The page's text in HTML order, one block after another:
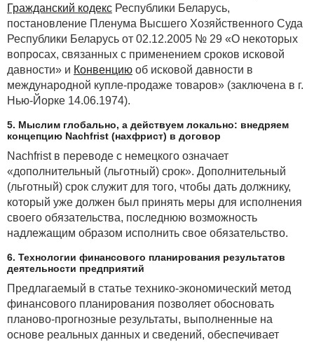
Гражданский кодекс Республики Беларусь,
постановление Пленума Высшего Хозяйственного Суда
Республики Беларусь от 02.12.2005 № 29 «О некоторых
вопросах, связанных с применением сроков исковой
давности» и Конвенцию об исковой давности в
международной купле-продаже товаров» (заключена в г.
Нью-Йорке 14.06.1974).
5. Мыслим глобально, а действуем локально: внедряем
концепцию Nachfrist (нахфрист) в договор
Nachfrist в переводе с немецкого означает
«дополнительный (льготный) срок». Дополнительный
(льготный) срок служит для того, чтобы дать должнику,
который уже должен был принять меры для исполнения
своего обязательства, последнюю возможность
надлежащим образом исполнить свое обязательство.
6. Технологии финансового планирования результатов
деятельности предприятий
Предлагаемый в статье технико-экономический метод
финансового планирования позволяет обосновать
планово-прогнозные результаты, выполненные на
основе реальных данных и сведений, обеспечивает